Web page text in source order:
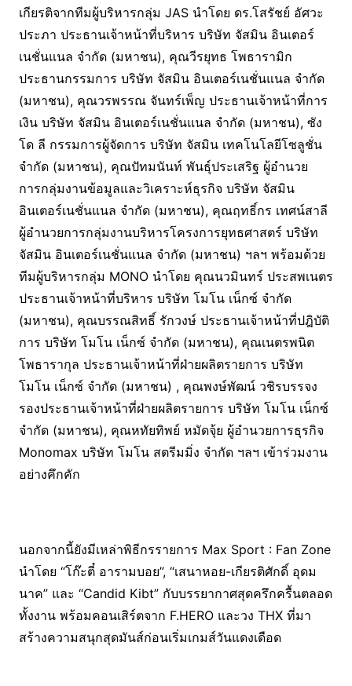
เกียรติจากทีมผู้บริหารกลุ่ม JAS นำโดย ดร.โสรัชย์ อัศวะ
ประภา ประธานเจ้าหน้าที่บริหาร บริษัท จัสมิน อินเตอร์
เนชั่นแนล จำกัด (มหาชน), คุณวีรยุทธ โพธารามิก
ประธานกรรมการ บริษัท จัสมิน อินเตอร์เนชั่นแนล จำกัด
(มหาชน), คุณวรพรรณ จันทร์เพ็ญ ประธานเจ้าหน้าที่การ
เงิน บริษัท จัสมิน อินเตอร์เนชั่นแนล จำกัด (มหาชน), ซัง
โด ลี กรรมการผู้จัดการ บริษัท จัสมิน เทคโนโลยีโซลูชั่น
จำกัด (มหาชน), คุณปัทมนันท์ พันธุ์ประเสริฐ ผู้อำนวย
การกลุ่มงานข้อมูลและวิเคราะห์ธุรกิจ บริษัท จัสมิน
อินเตอร์เนชั่นแนล จำกัด (มหาชน), คุณฤทธิ์กร เทศน์สาลี
ผู้อำนวยการกลุ่มงานบริหารโครงการยุทธศาสตร์ บริษัท
จัสมิน อินเตอร์เนชั่นแนล จำกัด (มหาชน) ฯลฯ พร้อมด้วย
ทีมผู้บริหารกลุ่ม MONO นำโดย คุณนวมินทร์ ประสพเนตร
ประธานเจ้าหน้าที่บริหาร บริษัท โมโน เน็กซ์ จำกัด
(มหาชน), คุณบรรณสิทธิ์ รักวงษ์ ประธานเจ้าหน้าที่ปฎิบัติ
การ บริษัท โมโน เน็กซ์ จำกัด (มหาชน), คุณเนตรพนิต
โพธารากุล ประธานเจ้าหน้าที่ฝ่ายผลิตรายการ บริษัท
โมโน เน็กซ์ จำกัด (มหาชน) , คุณพงษ์พัฒน์ วชิรบรรจง
รองประธานเจ้าหน้าที่ฝ่ายผลิตรายการ บริษัท โมโน เน็กซ์
จำกัด (มหาชน), คุณหทัยทิพย์ หมัดจุ้ย ผู้อำนวยการธุรกิจ
Monomax บริษัท โมโน สตรีมมิ่ง จำกัด ฯลฯ เข้าร่วมงาน
อย่างคึกคัก
นอกจากนี้ยังมีเหล่าพิธีกรรายการ Max Sport : Fan Zone
นำโดย “โก๊ะตี๋ อารามบอย”, “เสนาหอย-เกียรติศักดิ์ อุดม
นาค” และ “Candid Kibt” กับบรรยากาศสุดครึกครื้นตลอด
ทั้งงาน พร้อมคอนเสิร์ตจาก F.HERO และวง THX ที่มา
สร้างความสนุกสุดมันส์ก่อนเริ่มเกมส์วันแดงเดือด